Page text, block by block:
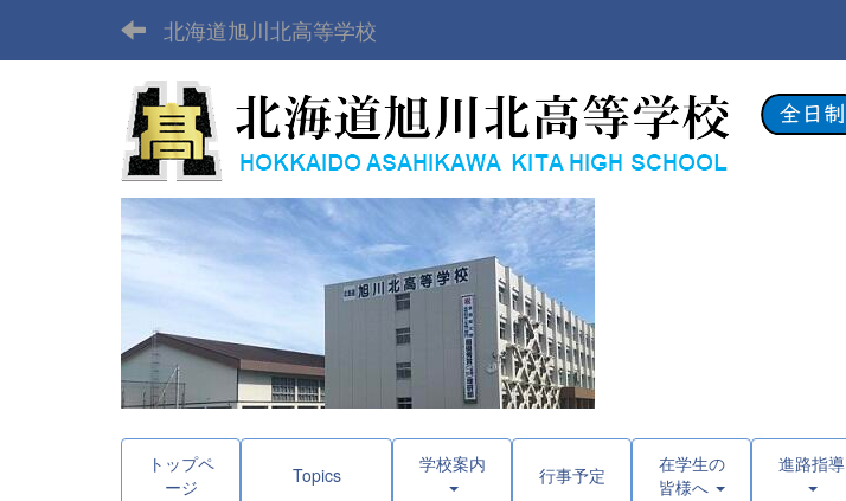
北海道旭川北高等学校
トップペ
ージ
Topics 学校案内 行事予定
在学生の
皆様へ
進路指導